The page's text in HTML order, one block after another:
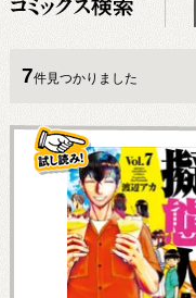
7件見つかりました